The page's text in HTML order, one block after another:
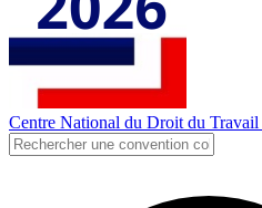
Centre National du Droit du Travail